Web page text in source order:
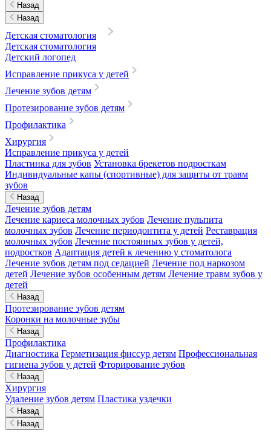
Назад
Назад
Детская стоматология
Детская стоматология
Детский логопед
Исправление прикуса у детей
Лечение зубов детям
Протезирование зубов детям
Профилактика
Хирургия
Исправление прикуса у детей
Пластинка для зубов Установка брекетов подросткам
Индивидуальные капы (спортивные) для защиты от травм
зубов
Назад
Лечение зубов детям
Лечение кариеса молочных зубов Лечение пульпита
молочных зубов Лечение периодонтита у детей Реставрация
молочных зубов Лечение постоянных зубов у детей,
подростков Адаптация детей к лечению у стоматолога
Лечение зубов детям под седацией Лечение под наркозом
детей Лечение зубов особенным детям Лечение травм зубов у
детей
Назад
Протезирование зубов детям
Коронки на молочные зубы
Назад
Профилактика
Диагностика Герметизация фиссур детям Профессиональная
гигиена зубов у детей Фторирование зубов
Назад
Хирургия
Удаление зубов детям Пластика уздечки
Назад
Назад